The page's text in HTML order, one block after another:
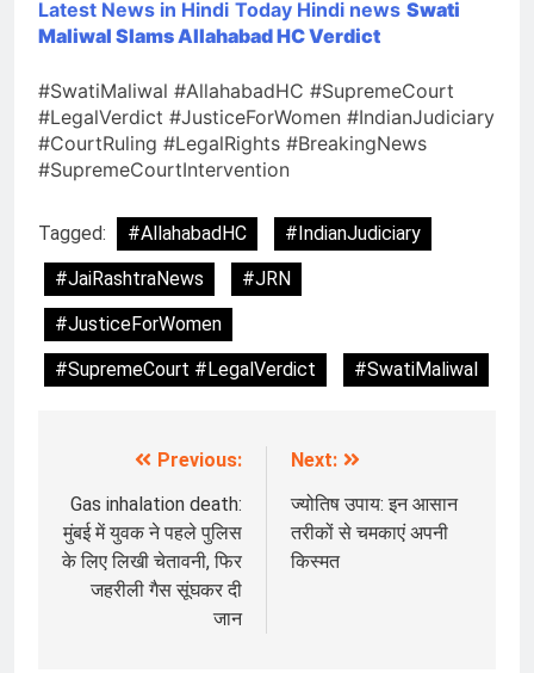
Latest News in Hindi Today Hindi news Swati
Maliwal Slams Allahabad HC Verdict
#SwatiMaliwal #AllahabadHC #SupremeCourt
#LegalVerdict #JusticeForWomen #IndianJudiciary
#CourtRuling #LegalRights #BreakingNews
#SupremeCourtIntervention
Tagged: #AllahabadHC
#IndianJudiciary
#JaiRashtraNews
#JRN
#JusticeForWomen
#SupremeCourt #LegalVerdict
#SwatiMaliwal
navigation
Previous:
Gas inhalation death:
मुंबई में युवक ने पहले पुलिस
के लिए लिखी चेतावनी, फिर
जहरीली गैस सूंघकर दी
जान
Next:
ज्योतिष उपाय: इन आसान
तरीकों से चमकाएं अपनी
किस्मत